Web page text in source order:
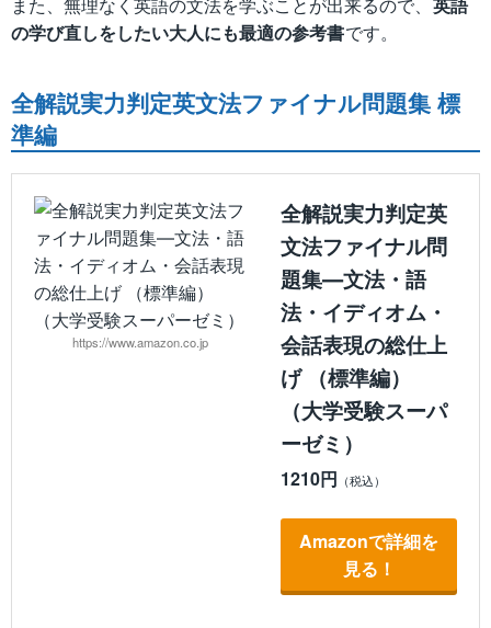
の学び直しをしたい大人にも最適の参考書です。
全解説実力判定英文法ファイナル問題集 標
準編
https://www.amazon.co.jp
全解説実力判定英
文法ファイナル問
題集―文法・語
法・イディオム・
会話表現の総仕上
げ （標準編）
（大学受験スーパ
ーゼミ）
1210円
Amazonで詳細を
見る！